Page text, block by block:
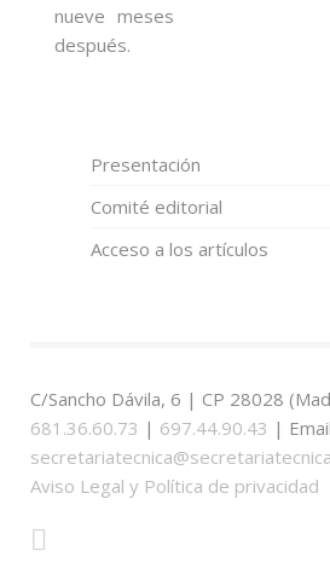
nueve meses
después.
Presentación
Comité editorial
Acceso a los artículos
C/Sancho Dávila, 6 | CP 28028
681.36.60.73 | 697.44.90.43 |
Aviso Legal y Política de privacidad